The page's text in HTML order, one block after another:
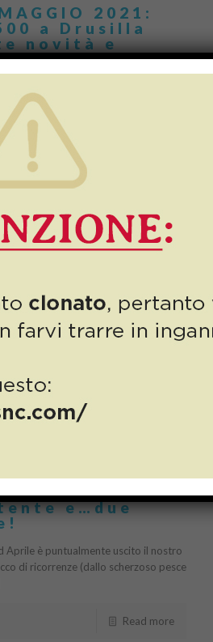
2021:
a Drusilla
novità e
un po’ di riaperture, e quindi un po’ di
2021:
e…due
Aprile è puntualmente uscito il nostro
di ricorrenze (dallo scherzoso pesce
Read more